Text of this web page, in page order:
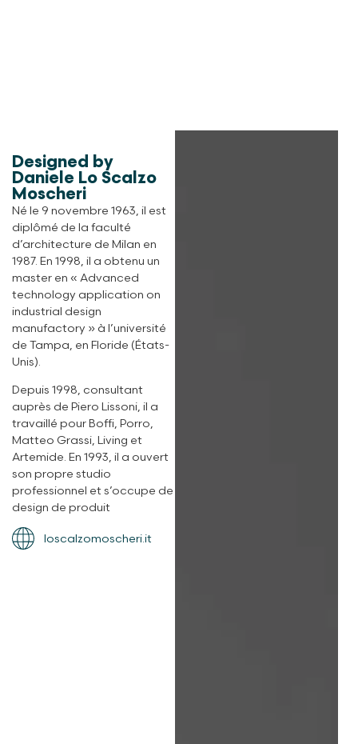
Designed by
Daniele Lo Scalzo
Moscheri
Né le 9 novembre 1963, il est
diplômé de la faculté
d’architecture de Milan en
1987. En 1998, il a obtenu un
master en « Advanced
technology application on
industrial design
manufactory » à l’université
de Tampa, en Floride (États-
Unis).
Depuis 1998, consultant
auprès de Piero Lissoni, il a
travaillé pour Boffi, Porro,
Matteo Grassi, Living et
Artemide. En 1993, il a ouvert
son propre studio
professionnel et s’occupe de
design de produit
loscalzomoscheri.it